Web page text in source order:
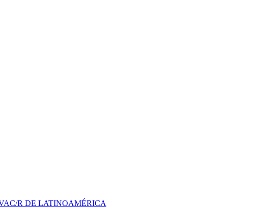
R DE LATINOAMÉRICA